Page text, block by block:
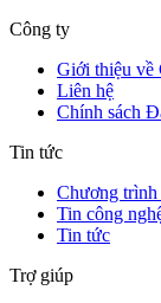
Công ty
Giới thiệu về
Liên hệ
Chính sách
Tin tức
Chương trình
Tin công
Tin tức
Trợ giúp